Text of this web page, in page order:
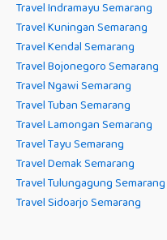
Travel Indramayu Semarang
Travel Kuningan Semarang
Travel Kendal Semarang
Travel Bojonegoro Semarang
Travel Ngawi Semarang
Travel Tuban Semarang
Travel Lamongan Semarang
Travel Tayu Semarang
Travel Demak Semarang
Travel Tulungagung Semarang
Travel Sidoarjo Semarang